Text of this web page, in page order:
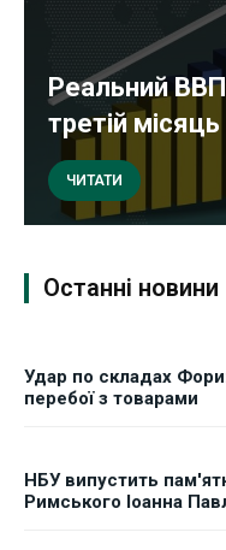
Реальний ВВП
третій місяць
ЧИТАТИ
Останні новини
Удар по складах
перебої з товарами
НБУ випустить
Римського Іоанна